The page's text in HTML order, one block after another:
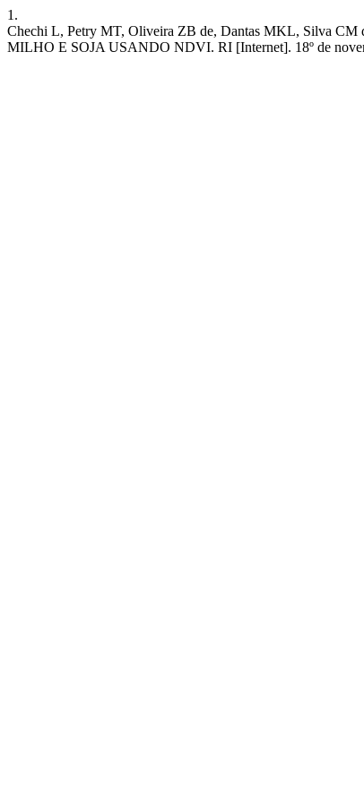
1.
Chechi L, Petry MT, Oliveira ZB de, Dantas MKL, Silva
MILHO E SOJA USANDO NDVI. RI [Internet]. 18º de